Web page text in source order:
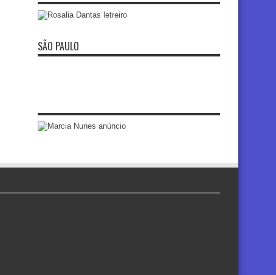
SÃO PAULO